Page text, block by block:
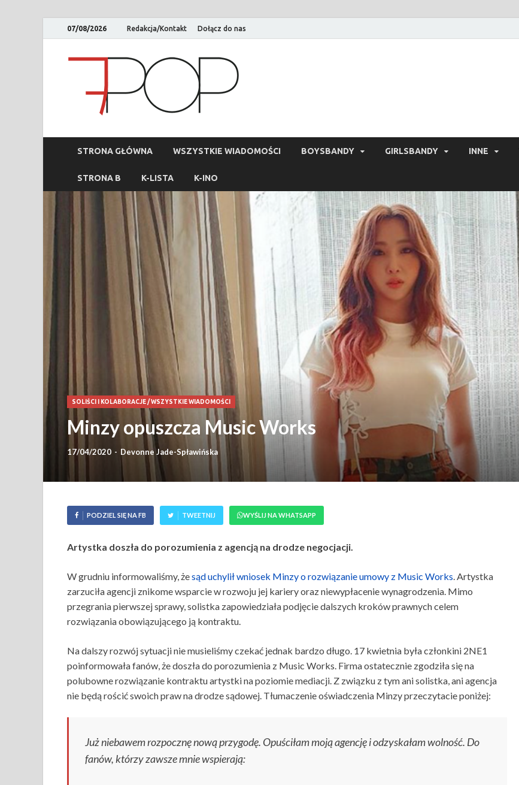
07/08/2026 Redakcja/Kontakt Dołącz do nas
STRONA GŁÓWNA WSZYSTKIE WIADOMOŚCI BOYSBANDY GIRLSBANDY INNE
STRONA B K-LISTA K-INO
SOLIŚCI I KOLABORACJE/WSZYSTKIE WIADOMOŚCI
Minzy opuszcza Music Works
17/04/2020 - Devonne Jade-Spławińska
PODZIEL SIĘ NA FB TWEETNIJ WYŚLIJ NA WHATSAPP
Artystka doszła do porozumienia z agencją na drodze negocjacji.
W grudniu informowaliśmy, żesąd uchylił wniosek Minzy o rozwiązanie umowy z Music Works. Artystka
zarzuciła agencji znikome wsparcie w rozwoju jej kariery oraz niewypłacenie wynagrodzenia. Mimo
przegrania pierwszej sprawy, solistka zapowiedziała podjęcie dalszych kroków prawnych celem
rozwiązania obowiązującego ją kontraktu.
Na dalszy rozwój sytuacji nie musieliśmy czekać jednak bardzo długo. 17 kwietnia była członkini 2NE1
poinformowała fanów, że doszła do porozumienia z Music Works. Firma ostatecznie zgodziła się na
polubowne rozwiązanie kontraktu artystki na poziomie mediacji. Z związku z tym ani solistka, ani agencja
nie będą rościć swoich praw na drodze sądowej. Tłumaczenie oświadczenia Minzy przeczytacie poniżej:
Już niebawem rozpocznę nową przygodę. Opuściłam moją agencję i odzyskałam wolność. Do
fanów, którzy zawsze mnie wspierają: